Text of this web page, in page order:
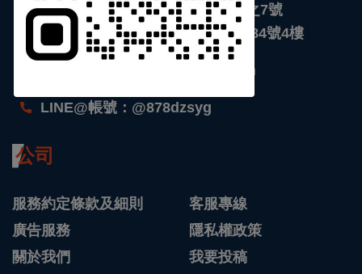
台北 : 新北市館前東路116號5樓之7號
台南 : 台南市安平區永華路二段684號4樓
support@chinanewscloud.com
LINE@帳號：@878dzsyg
公司
服務約定條款及細則
客服專線
廣告服務
隱私權政策
關於我們
我要投稿